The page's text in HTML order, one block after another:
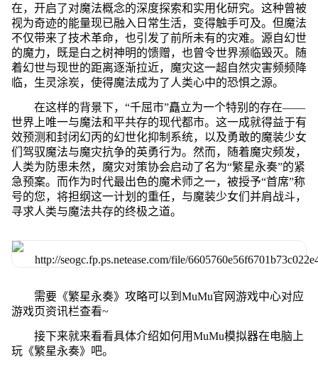
在，开启了对魔法概念的深度探索和实用化研究。这种曾被
视为奇迹的能量现已融入日常生活，变得触手可及。但魔法
不仅带来了技术革命，也引发了前所未有的灾难。源自幻世
的魔力，既是白之树神明的馈赠，也曾令世界濒临毁灭。随
着幻世与现世的距离逐渐拉近，魔灾这一超自然灾害频频降
临，生灵涂炭，使得魔法成为了人类心中的恐惧之源。
在这样的背景下，“千屈市”矗立为一个特别的存在——
世界上唯一与魔法和平共存的现代都市。这一成就得益于有
效预测和封闭幻丙的幻世化抑制系统，以及勇敢的魔装少女
们驾驭魔法与魔灾抗争的英勇行为。然而，随着魔灾频发，
人类为防患未然，魔灾对策协会启动了名为“繁星永奏”的紧
急预案。而作为时代最出色的魔术师之一，被授予“首席”称
号的您，将担纲这一计划的重任，与魔装少女们并肩战斗，
寻求人类与魔法共存的终极之道。
需要《繁星永奏》攻略可以到MuMu官网游戏中心对应
游戏页资讯栏查看~
接下来就来看看具体介绍如何用MuMu模拟器在电脑上
玩《繁星永奏》吧。